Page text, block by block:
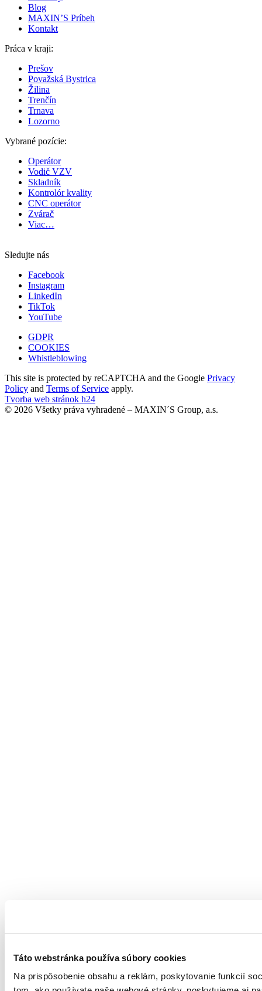
Táto webstránka používa súbory cookies
Na prispôsobenie obsahu a reklám, poskytovanie funkcií
Blog
MAXIN’S Príbeh
Kontakt
Práca v kraji:
Prešov
Považská Bystrica
Žilina
Trenčín
Trnava
Lozorno
Vybrané pozície:
Operátor
Vodič VZV
Skladník
Kontrolór kvality
CNC operátor
Zvárač
Viac…
Sledujte nás
Facebook
Instagram
LinkedIn
TikTok
YouTube
GDPR
COOKIES
Whistleblowing
This site is protected by reCAPTCHA and the Google Privacy
Policy and Terms of Service apply.
Tvorba web stránok h24
© 2026 Všetky práva vyhradené – MAXIN´S Group, a.s.